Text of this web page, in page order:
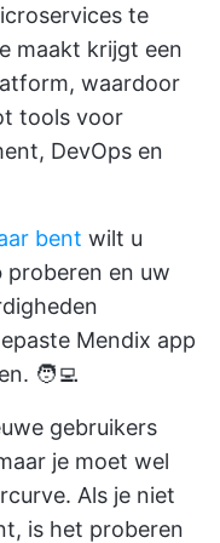
te
maakt krijgt een
waardoor
tools voor
DevOps en
bent wilt u
proberen en uw
Mendix app
🧑‍💻
gebruikers
je moet wel
Als je niet
is het proberen